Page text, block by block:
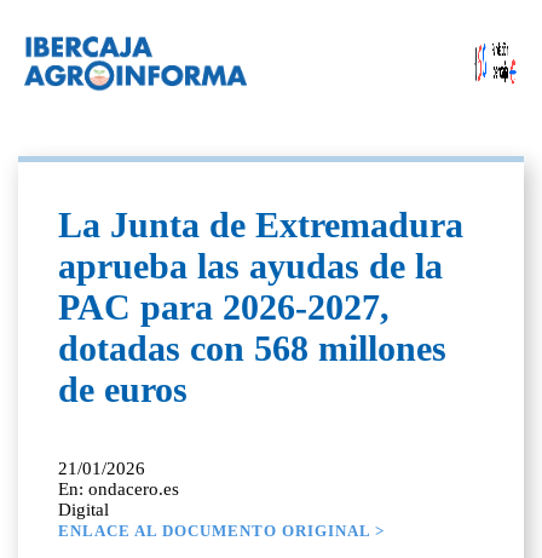
La Junta de Extremadura
aprueba las ayudas de la
PAC para 2026-2027,
dotadas con 568 millones
de euros
21/01/2026
En: ondacero.es
Digital
ENLACE AL DOCUMENTO ORIGINAL >